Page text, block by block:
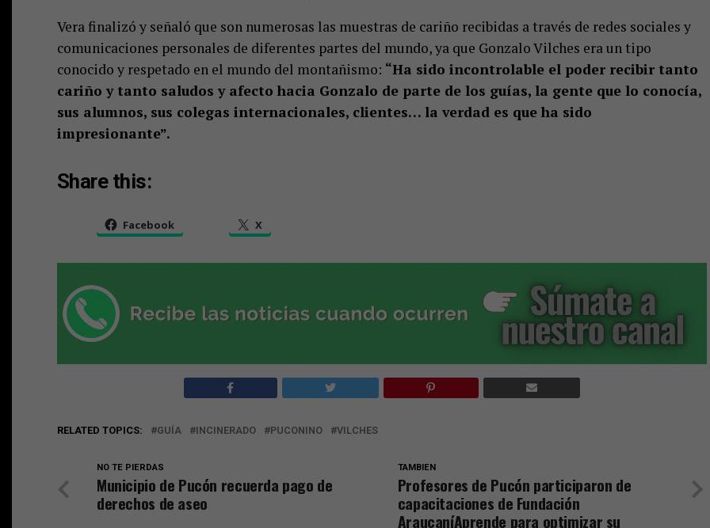
Vera finalizó y señaló que son numerosas las muestras de cariño recibidas a través de redes sociales y
comunicaciones personales de diferentes partes del mundo, ya que Gonzalo Vilches era un tipo
conocido y respetado en el mundo del montañismo: “Ha sido incontrolable el poder recibir tanto
cariño y tanto saludos y afecto hacia Gonzalo de parte de los guías, la gente que lo conocía,
sus alumnos, sus colegas internacionales, clientes… la verdad es que ha sido
impresionante”.
Share this:
Facebook X
RELATED TOPICS: GUÍA INCINERADO PUCONINO VILCHES
TAMBIEN
Profesores de Pucón participaron de
capacitaciones de Fundación
AraucaníAprende para optimizar su
NO TE PIERDAS
Municipio de Pucón recuerda pago de
derechos de aseo